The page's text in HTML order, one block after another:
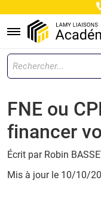
Menu
FNE ou
financer
Écrit par Robin
Mis à jour le 10/10/